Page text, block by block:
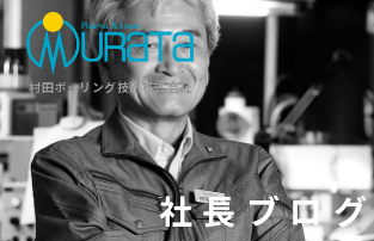
村田ボーリング技研株式会社
社長ブロ